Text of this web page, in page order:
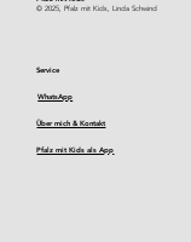
© 2025, Pfalz mit Kids, Linda Schwind
Service
WhatsApp
Über mich & Kontakt
Pfalz mit Kids als App